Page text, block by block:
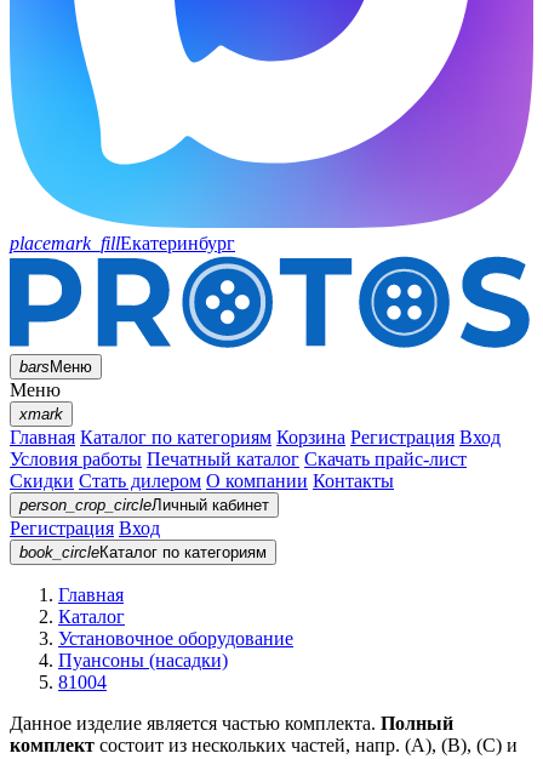
placemark_fillЕкатеринбург
barsМеню
Меню
xmark
Главная Каталог по категориям Корзина Регистрация Вход
Условия работы Печатный каталог Скачать прайс-лист
Скидки Стать дилером О компании Контакты
person_crop_circleЛичный кабинет
Регистрация Вход
book_circleКаталог по категориям
Главная
Каталог
Установочное оборудование
Пуансоны (насадки)
81004
Данное изделие является частью комплекта. Полный
комплект состоит из нескольких частей, напр. (А), (B), (С) и